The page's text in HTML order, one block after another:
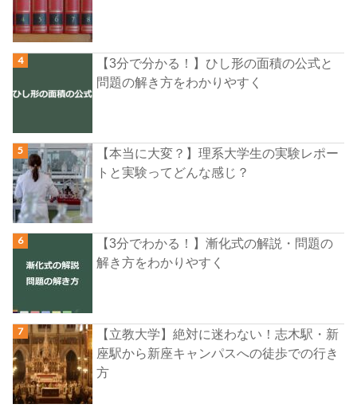
【3分で分かる！】ひし形の面積の公式と
問題の解き方をわかりやすく
【本当に大変？】理系大学生の実験レポー
トと実験ってどんな感じ？
【3分でわかる！】漸化式の解説・問題の
解き方をわかりやすく
【立教大学】絶対に迷わない！志木駅・新
座駅から新座キャンパスへの徒歩での行き
方